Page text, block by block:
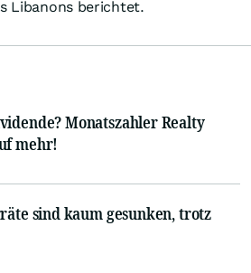
Libanons berichtet.
Monatszahler Realty
mehr!
sind kaum gesunken, trotz